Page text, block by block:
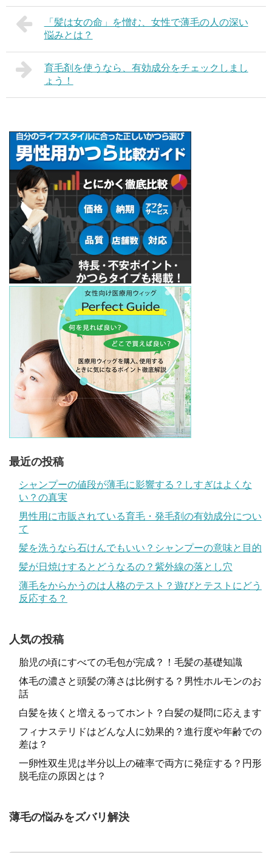
「髪は女の命」を憎む、女性で薄毛の人の深い
悩みとは？
育毛剤を使うなら、有効成分をチェックしまし
ょう！
最近の投稿
シャンプーの値段が薄毛に影響する？しすぎはよくな
い？の真実
男性用に市販されている育毛・発毛剤の有効成分につい
て
髪を洗うなら石けんでもいい？シャンプーの意味と目的
髪が日焼けするとどうなるの？紫外線の落とし穴
薄毛をからかうのは人格のテスト？遊びとテストにどう
反応する？
人気の投稿
胎児の頃にすべての毛包が完成？！毛髪の基礎知識
体毛の濃さと頭髪の薄さは比例する？男性ホルモンのお
話
白髪を抜くと増えるってホント？白髪の疑問に応えます
フィナステリドはどんな人に効果的？進行度や年齢での
差は？
一卵性双生児は半分以上の確率で両方に発症する？円形
脱毛症の原因とは？
薄毛の悩みをズバリ解決